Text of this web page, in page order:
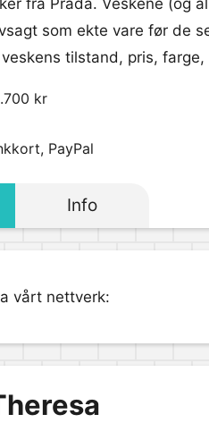
fra Prada. Veskene (og
som ekte vare før de
tilstand, pris,
kr
PayPal
Info
vårt nettverk: